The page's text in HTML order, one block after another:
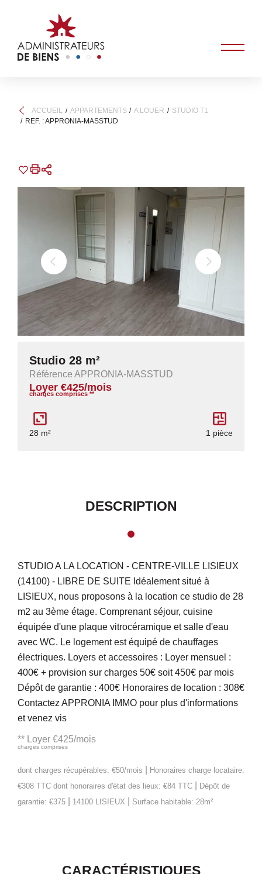
ACCUEIL APPARTEMENTS A LOUER
STUDIO T1
REF. : APPRONIA-MASSTUD
Studio 28 m²
Référence APPRONIA-MASSTUD
Loyer €425/mois
charges comprises **
28 m² 1 pièce
DESCRIPTION
STUDIO A LA LOCATION - CENTRE-VILLE LISIEUX
(14100) - LIBRE DE SUITE Idéalement situé à
LISIEUX, nous proposons à la location ce studio de 28
m2 au 3ème étage. Comprenant séjour, cuisine
équipée d'une plaque vitrocéramique et salle d'eau
avec WC. Le logement est équipé de chauffages
électriques. Loyers et accessoires : Loyer mensuel :
400€ + provision sur charges 50€ soit 450€ par mois
Dépôt de garantie : 400€ Honoraires de location : 308€
Contactez APPRONIA IMMO pour plus d'informations
et venez vis
** Loyer €425/mois
charges comprises
dont charges récupérables: €50/mois
Honoraires charge locataire:
€308 TTC dont honoraires d'état des lieux: €84 TTC
Dépôt de
garantie: €375
14100 LISIEUX Surface habitable: 28m²
CARACTÉRISTIQUES